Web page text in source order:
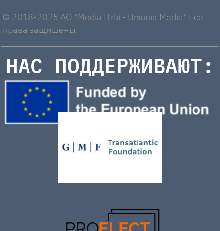
© 2018-2025 AO "Media Birlii - Uniunia Media" Все
права защищены
НАС ПОДДЕРЖИВАЮТ: